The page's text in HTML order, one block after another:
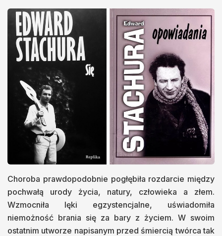
Choroba prawdopodobnie pogłębiła rozdarcie między
pochwałą urody życia, natury, człowieka a złem.
Wzmocniła lęki egzystencjalne, uświadomiła
niemożność brania się za bary z życiem. W swoim
ostatnim utworze napisanym przed śmiercią twórca tak